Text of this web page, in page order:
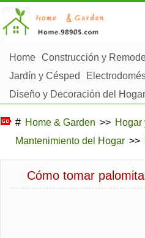
Home Construcción y
Jardín y Césped
Diseño y Decoración del Hogar
Paisajismo y Construcción
# Home & Garden >> Hogar
Mantenimiento del Hogar >>
Cómo tomar